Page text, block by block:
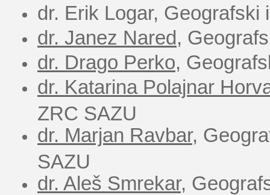
dr. Erik Logar,
dr. Janez Nared,
dr. Drago Perko,
dr. Katarina Polajnar
ZRC SAZU
dr. Marjan Ravbar,
SAZU
dr. Aleš Smrekar,